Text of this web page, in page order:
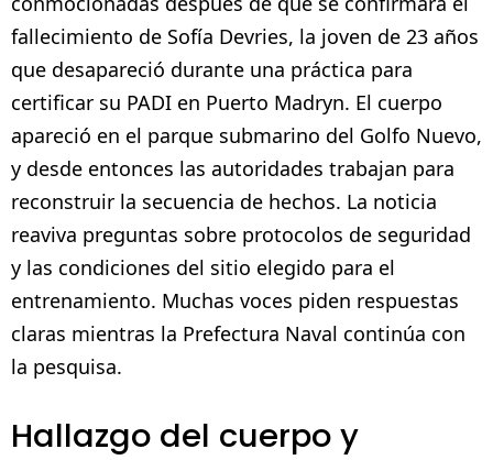
fallecimiento de Sofía Devries, la joven de 23 años
que desapareció durante una práctica para
certificar su PADI en Puerto Madryn. El cuerpo
apareció en el parque submarino del Golfo Nuevo,
y desde entonces las autoridades trabajan para
reconstruir la secuencia de hechos. La noticia
reaviva preguntas sobre protocolos de seguridad
y las condiciones del sitio elegido para el
entrenamiento. Muchas voces piden respuestas
claras mientras la Prefectura Naval continúa con
la pesquisa.
Hallazgo del cuerpo y